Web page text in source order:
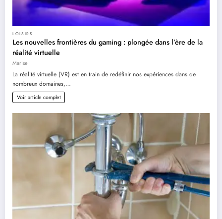
LOISIRS
Les nouvelles frontières du gaming : plongée dans l’ère de la
réalité virtuelle
Marise
La réalité virtuelle (VR) est en train de redéfinir nos expériences dans de
nombreux domaines,…
Voir article complet